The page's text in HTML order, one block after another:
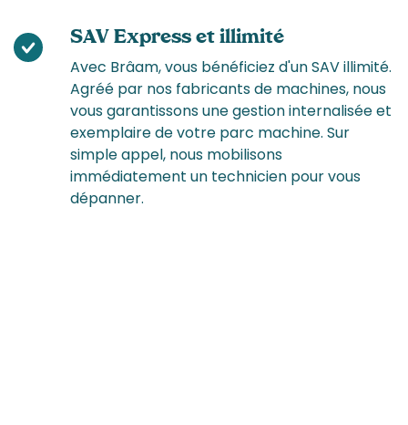
SAV Express et illimité
Avec Brâam, vous bénéficiez d'un SAV illimité.
Agréé par nos fabricants de machines, nous
vous garantissons une gestion internalisée et
exemplaire de votre parc machine. Sur
simple appel, nous mobilisons
immédiatement un technicien pour vous
dépanner.